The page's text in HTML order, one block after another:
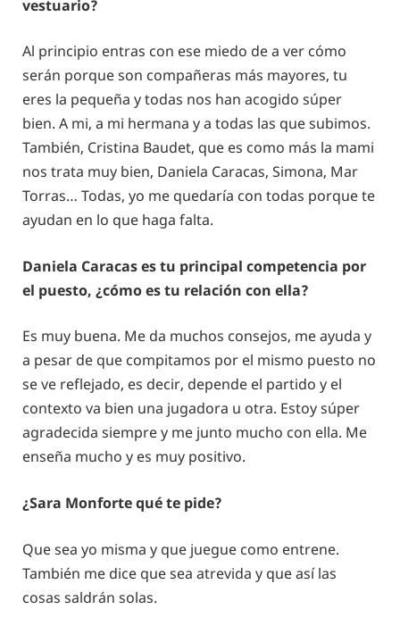
vestuario?
Al principio entras con ese miedo de a ver cómo
serán porque son compañeras más mayores, tu
eres la pequeña y todas nos han acogido súper
bien. A mi, a mi hermana y a todas las que subimos.
También, Cristina Baudet, que es como más la mami
nos trata muy bien, Daniela Caracas, Simona, Mar
Torras… Todas, yo me quedaría con todas porque te
ayudan en lo que haga falta.
Daniela Caracas es tu principal competencia por
el puesto, ¿cómo es tu relación con ella?
Es muy buena. Me da muchos consejos, me ayuda y
a pesar de que compitamos por el mismo puesto no
se ve reflejado, es decir, depende el partido y el
contexto va bien una jugadora u otra. Estoy súper
agradecida siempre y me junto mucho con ella. Me
enseña mucho y es muy positivo.
¿Sara Monforte qué te pide?
Que sea yo misma y que juegue como entrene.
También me dice que sea atrevida y que así las
cosas saldrán solas.